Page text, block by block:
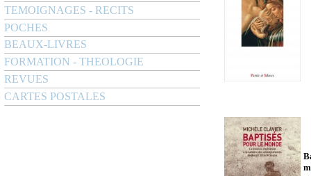
TEMOIGNAGES - RECITS
POCHES
BEAUX-LIVRES
FORMATION - THEOLOGIE
REVUES
CARTES POSTALES